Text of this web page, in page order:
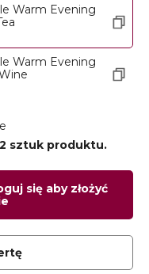
Warm Evening
Warm Evening
sztuk produktu.
się aby złożyć